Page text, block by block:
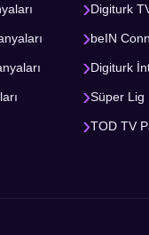
Digiturk
beIN
Digiturk
Süper Lig
TOD TV